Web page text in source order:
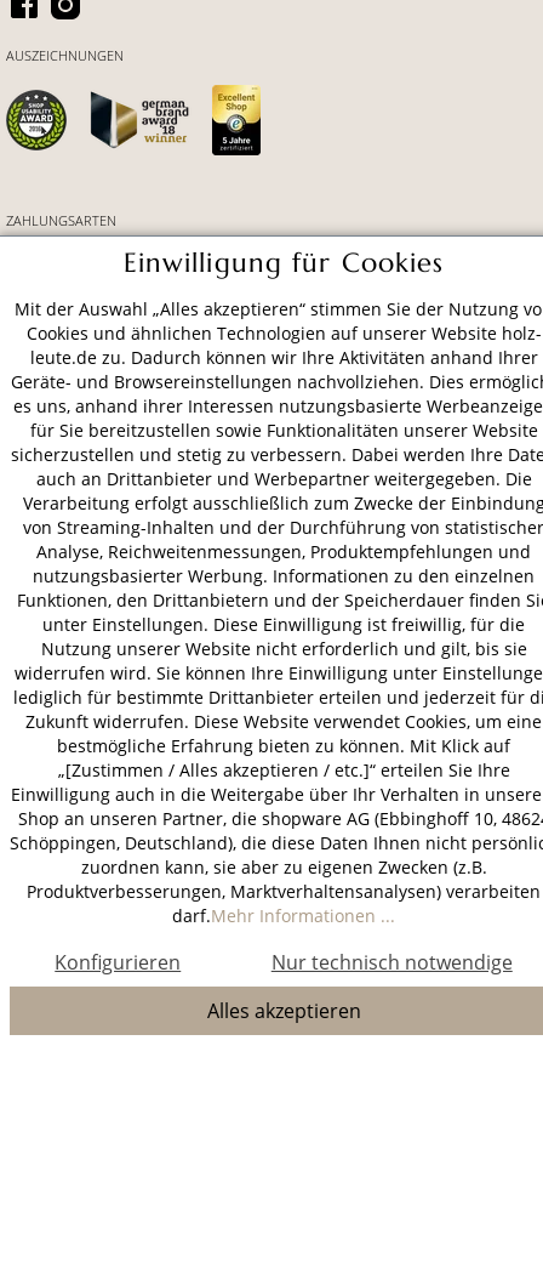
ZAHLUNGSARTEN
AUSZEICHNUNGEN
AGB Datenschutz
Impressum
© 2026 HOLZ-LEUTE
* Alle Preise inkl. gesetzl. Mehrwertsteuer zzgl.Versandkosten.
Einwilligung für Cookies
Mit der Auswahl „Alles akzeptieren“ stimmen Sie der Nutzung
Cookies und ähnlichen Technologien auf unserer Website holz-
leute.de zu. Dadurch können wir Ihre Aktivitäten anhand Ihrer
Geräte- und Browsereinstellungen nachvollziehen. Dies
es uns, anhand ihrer Interessen nutzungsbasierte
für Sie bereitzustellen sowie Funktionalitäten unserer Website
sicherzustellen und stetig zu verbessern. Dabei werden Ihre
auch an Drittanbieter und Werbepartner weitergegeben. Die
Verarbeitung erfolgt ausschließlich zum Zwecke der
von Streaming-Inhalten und der Durchführung von statistischer
Analyse, Reichweitenmessungen, Produktempfehlungen und
nutzungsbasierter Werbung. Informationen zu den einzelnen
Funktionen, den Drittanbietern und der Speicherdauer finden
unter Einstellungen. Diese Einwilligung ist freiwillig, für die
Nutzung unserer Website nicht erforderlich und gilt, bis sie
widerrufen wird. Sie können Ihre Einwilligung unter
lediglich für bestimmte Drittanbieter erteilen und jederzeit für
Zukunft widerrufen. Diese Website verwendet Cookies, um eine
bestmögliche Erfahrung bieten zu können. Mit Klick auf
„[Zustimmen / Alles akzeptieren / etc.]“ erteilen Sie Ihre
Einwilligung auch in die Weitergabe über Ihr Verhalten in
Shop an unseren Partner, die shopware AG (Ebbinghoff 10,
Schöppingen, Deutschland), die diese Daten Ihnen nicht
zuordnen kann, sie aber zu eigenen Zwecken (z.B.
Produktverbesserungen, Marktverhaltensanalysen) verarbeiten
darf.Mehr Informationen ...
Nur technisch notwendige
Konfigurieren
Alles akzeptieren